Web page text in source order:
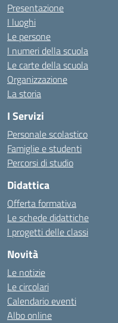
Presentazione
I luoghi
Le persone
I numeri della scuola
Le carte della scuola
Organizzazione
La storia
I Servizi
Personale scolastico
Famiglie e studenti
Percorsi di studio
Didattica
Offerta formativa
Le schede didattiche
I progetti delle classi
Novità
Le notizie
Le circolari
Calendario eventi
Albo online